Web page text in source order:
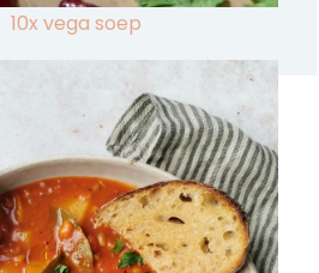
10x vega soep